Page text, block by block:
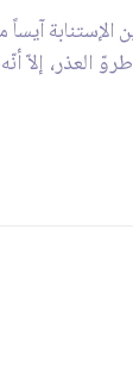
العذر، إلاّ